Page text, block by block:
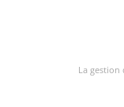
La gestion